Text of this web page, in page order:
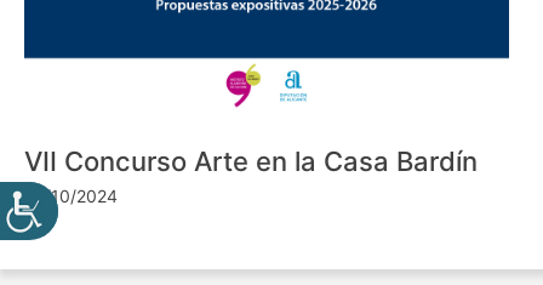
VII Concurso Arte en la Casa Bardín
24/10/2024